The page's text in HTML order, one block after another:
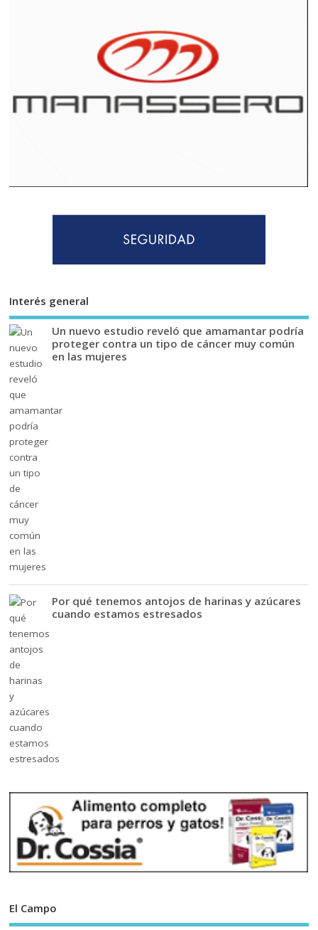
Interés general
Un nuevo estudio reveló que amamantar podría
proteger contra un tipo de cáncer muy común
en las mujeres
Por qué tenemos antojos de harinas y azúcares
cuando estamos estresados
El Campo